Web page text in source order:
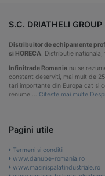
S.C. DRIATHELI GROUP
Distribuitor de echipamente
si HORECA. Distributie
Infinitrade Romania nu se
constant deserviti, mai mult de
tari importante din Europa cat si
renume … Citeste mai multe
Pagini utile
Termeni si conditii
www.danube-romania.ro
www.masinispalatindustriale.ro